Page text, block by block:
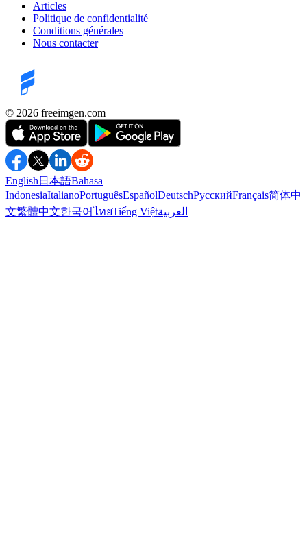
Articles
Politique de confidentialité
Conditions générales
Nous contacter
©️ 2026 freeimgen.com
English 日本語Bahasa
IndonesiaItalianoPortuguêsEspañolDeutschРусскийFrançais简体中
文繁體中文한국어ไทยTiếng Việtالعربية